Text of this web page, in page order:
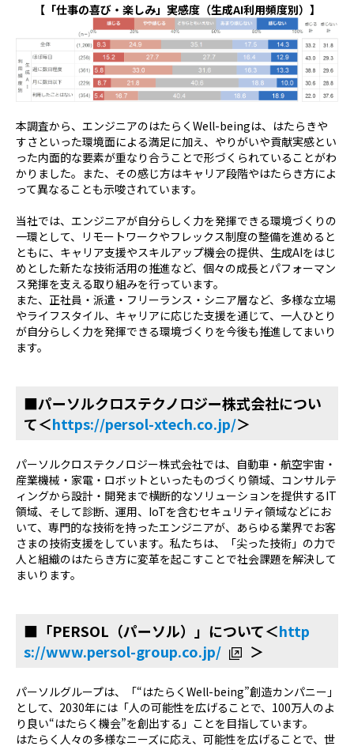
【「仕事の喜び・楽しみ」実感度（生成AI利用頻度別）】
本調査から、エンジニアのはたらく Well-beingは、はたらきや
すさといった環境面による満足に加え、やりがいや貢献実感とい
った内面的な要素が重なり合うことで形づくられていることがわ
かりました。また、その感じ方はキャリア段階やはたらき方によ
って異なることも示唆されています。
当社では、エンジニアが自分らしく力を発揮できる環境づくりの
一環として、リモートワークやフレックス制度の整備を進めると
ともに、キャリア支援やスキルアップ機会の提供、生成AIをはじ
めとした新たな技術活用の推進など、個々の成長とパフォーマン
ス発揮を支える取り組みを行っています。
また、正社員・派遣・フリーランス・シニア層など、多様な立場
やライフスタイル、キャリアに応じた支援を通じて、一人ひとり
が自分らしく力を発揮できる環境づくりを今後も推進してまいり
ます。
■パーソルクロステクノロジー株式会社につい
て＜https://persol-xtech.co.jp/＞
パーソルクロステクノロジー株式会社では、自動車・航空宇宙・
産業機械・家電・ロボットといったものづくり領域、コンサルテ
ィングから設計・開発まで横断的なソリューションを提供するIT
領域、そして診断、運用、 IoTを含むセキュリティ領域などにお
いて、専門的な技術を持ったエンジニアが、あらゆる業界でお客
さまの技術支援をしています。私たちは、「尖った技術」の力で
人と組織のはたらき方に変革を起こすことで社会課題を解決して
まいります。
■「PERSOL（パーソル）」について＜http
s://www.persol-group.co.jp/
＞
パーソルグループは、「“はたらくWell-being”創造カンパニー」
として、2030年には「人の可能性を広げることで、100万人のよ
り良い“はたらく機会”を創出する」ことを目指しています。
はたらく人々の多様なニーズに応え、可能性を広げることで、世